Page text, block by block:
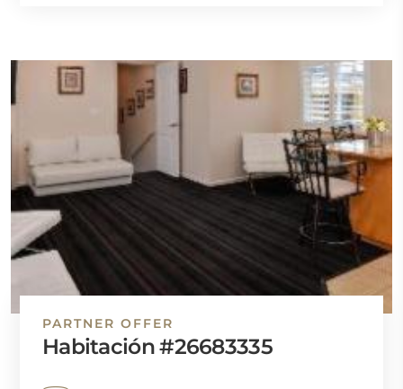
PARTNER OFFER
Habitación #26683335